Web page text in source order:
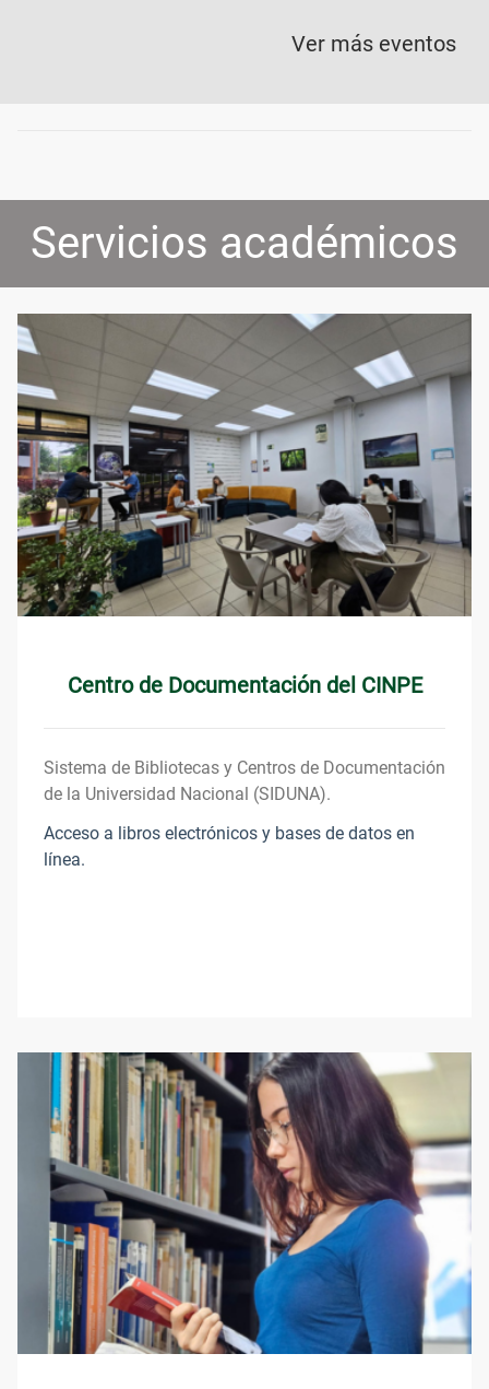
Ver más eventos
Servicios académicos
Centro de Documentación del CINPE
Sistema de Bibliotecas y Centros de Documentación
de la Universidad Nacional (SIDUNA).
Acceso a libros electrónicos y bases de datos en
línea.